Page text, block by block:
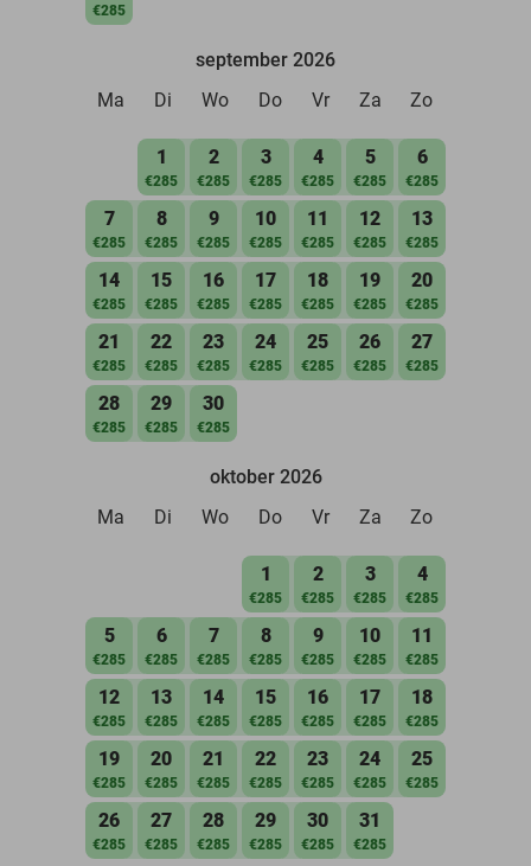
€285
september 2026
Ma
Di Wo Do Vr Za Zo
1
€285
2
€285
3
€285
4
€285
5
€285
6
€285
7
€285
8
€285
9
€285
10
€285
11
€285
12
€285
13
€285
14
€285
15
€285
16
€285
17
€285
18
€285
19
€285
20
€285
21
€285
22
€285
23
€285
24
€285
25
€285
26
€285
27
€285
28
€285
29
€285
30
€285
oktober 2026
Ma
Di Wo Do Vr Za Zo
1
€285
2
€285
3
€285
4
€285
5
€285
6
€285
7
€285
8
€285
9
€285
10
€285
11
€285
12
€285
13
€285
14
€285
15
€285
16
€285
17
€285
18
€285
19
€285
20
€285
21
€285
22
€285
23
€285
24
€285
25
€285
26
€285
27
€285
28
€285
29
€285
30
€285
31
€285